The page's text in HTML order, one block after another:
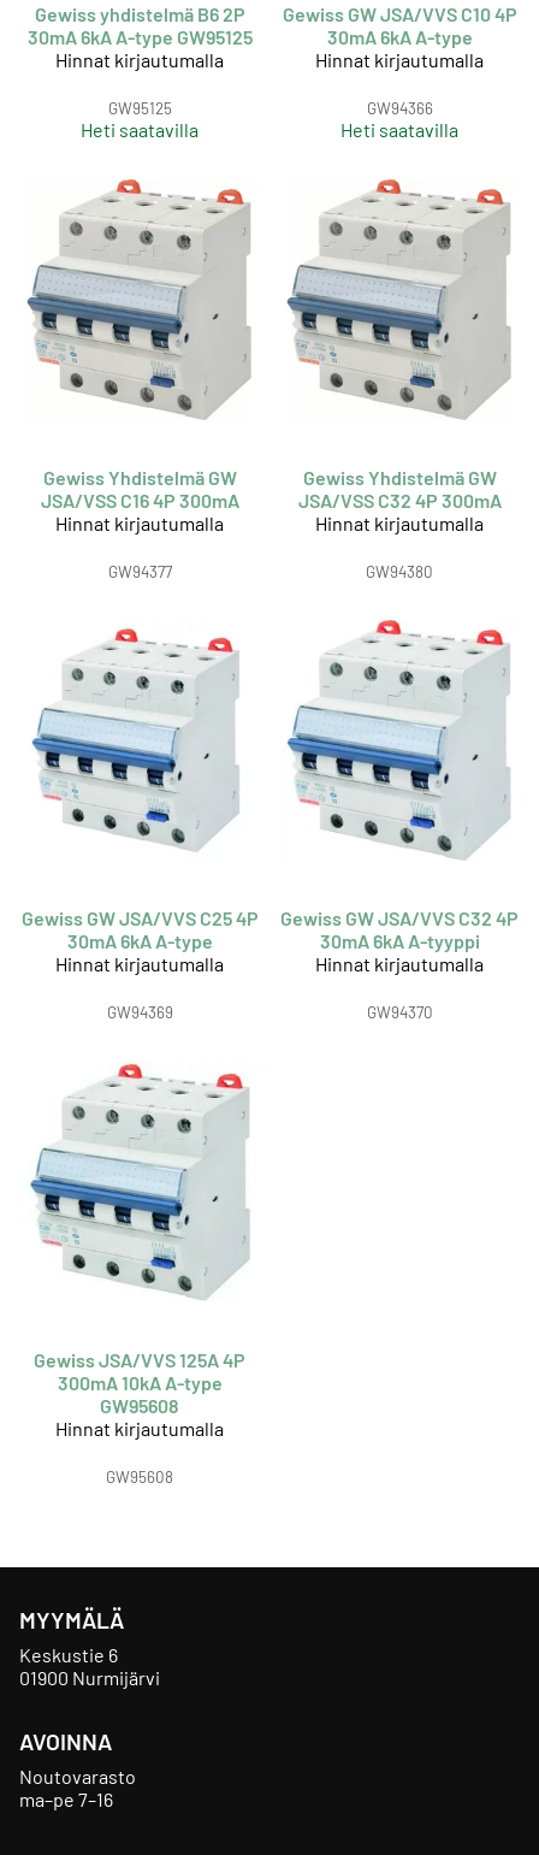
Gewiss yhdistelmä B6 2P
30mA 6kA A-type GW95125
Hinnat kirjautumalla
GW95125
Heti saatavilla
Gewiss GW JSA/VVS C10 4P
30mA 6kA A-type
Hinnat kirjautumalla
GW94366
Heti saatavilla
Gewiss Yhdistelmä GW
JSA/VSS C16 4P 300mA
Hinnat kirjautumalla
GW94377
Gewiss Yhdistelmä GW
JSA/VSS C32 4P 300mA
Hinnat kirjautumalla
GW94380
Gewiss GW JSA/VVS C25 4P
30mA 6kA A-type
Hinnat kirjautumalla
GW94369
Gewiss GW JSA/VVS C32 4P
30mA 6kA A-tyyppi
Hinnat kirjautumalla
GW94370
Gewiss JSA/VVS 125A 4P
300mA 10kA A-type
GW95608
Hinnat kirjautumalla
GW95608
MYYMÄLÄ
Keskustie 6
01900 Nurmijärvi
AVOINNA
Noutovarasto
ma–pe 7–16